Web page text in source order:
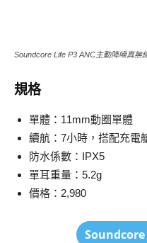
Soundcore Life P3 ANC主動降噪真無
規格
單體：11mm動圈單體
續航：7小時，搭配充電
防水係數：IPX5
單耳重量：5.2g
價格：2,980
Soundcore